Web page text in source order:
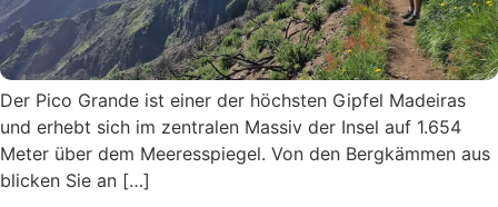
Der Pico Grande ist einer der höchsten Gipfel Madeiras
und erhebt sich im zentralen Massiv der Insel auf 1.654
Meter über dem Meeresspiegel. Von den Bergkämmen aus
blicken Sie an […]